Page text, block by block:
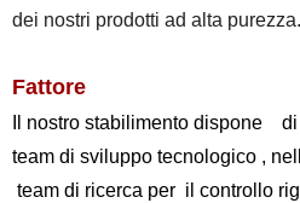
dei nostri prodotti ad alta purezza.
Fattore
Il nostro stabilimento dispone
team di sviluppo tecnologico ,
team di ricerca per il controllo